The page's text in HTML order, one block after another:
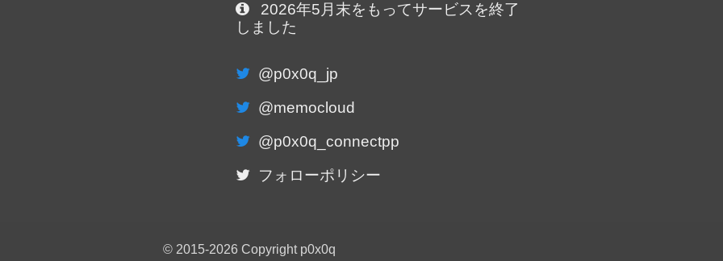
2026年5月末をもってサービスを終了
しました
@p0x0q_jp
@memocloud
@p0x0q_connectpp
フォローポリシー
© 2015-2026 Copyright p0x0q